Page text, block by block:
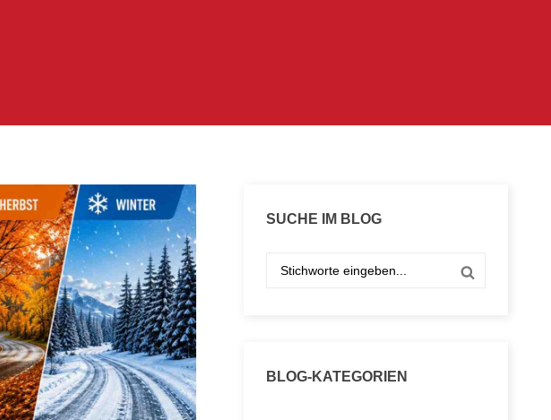
SUCHE IM BLOG
BLOG-KATEGORIEN